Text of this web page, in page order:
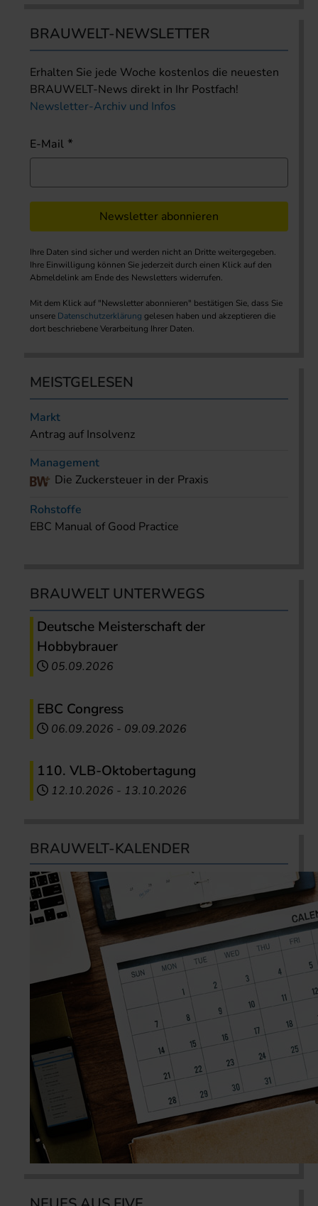
BRAUWELT-NEWSLETTER
Erhalten Sie jede Woche kostenlos die neuesten
BRAUWELT-News direkt in Ihr Postfach!
Newsletter-Archiv und Infos
E-Mail
Newsletter abonnieren
Ihre Daten sind sicher und werden nicht an Dritte weitergegeben.
Ihre Einwilligung können Sie jederzeit durch einen Klick auf den
Abmeldelink am Ende des Newsletters widerrufen.
Mit dem Klick auf "Newsletter abonnieren" bestätigen Sie, dass Sie
unsere Datenschutzerklärung gelesen haben und akzeptieren die
dort beschriebene Verarbeitung Ihrer Daten.
MEISTGELESEN
Markt
Antrag auf Insolvenz
Management
Die Zuckersteuer in der Praxis
Rohstoffe
EBC Manual of Good Practice
BRAUWELT UNTERWEGS
Deutsche Meisterschaft der
Hobbybrauer
05.09.2026
EBC Congress
06.09.2026 - 09.09.2026
110. VLB-Oktobertagung
12.10.2026 - 13.10.2026
BRAUWELT-KALENDER